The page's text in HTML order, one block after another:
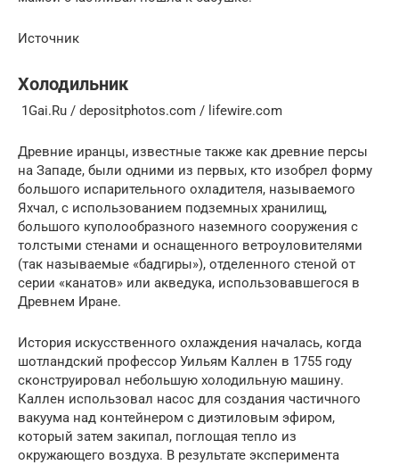
Источник
Холодильник
1Gai.Ru / depositphotos.com / lifewire.com
Древние иранцы, известные также как древние персы
на Западе, были одними из первых, кто изобрел форму
большого испарительного охладителя, называемого
Яхчал, с использованием подземных хранилищ,
большого куполообразного наземного сооружения с
толстыми стенами и оснащенного ветроуловителями
(так называемые «бадгиры»), отделенного стеной от
серии «канатов» или акведука, использовавшегося в
Древнем Иране.
История искусственного охлаждения началась, когда
шотландский профессор Уильям Каллен в 1755 году
сконструировал небольшую холодильную машину.
Каллен использовал насос для создания частичного
вакуума над контейнером с диэтиловым эфиром,
который затем закипал, поглощая тепло из
окружающего воздуха. В результате эксперимента